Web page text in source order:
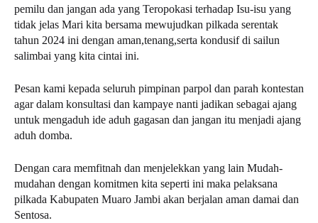
pemilu dan jangan ada yang Teropokasi terhadap Isu-isu yang
tidak jelas Mari kita bersama mewujudkan pilkada serentak
tahun 2024 ini dengan aman,tenang,serta kondusif di sailun
salimbai yang kita cintai ini.
Pesan kami kepada seluruh pimpinan parpol dan parah kontestan
agar dalam konsultasi dan kampaye nanti jadikan sebagai ajang
untuk mengaduh ide aduh gagasan dan jangan itu menjadi ajang
aduh domba.
Dengan cara memfitnah dan menjelekkan yang lain Mudah-
mudahan dengan komitmen kita seperti ini maka pelaksana
pilkada Kabupaten Muaro Jambi akan berjalan aman damai dan
Sentosa.